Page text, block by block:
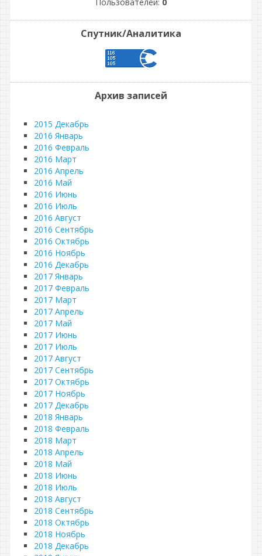
Спутник/Аналитика
Архив записей
2015 Декабрь
2016 Январь
2016 Февраль
2016 Март
2016 Апрель
2016 Май
2016 Июнь
2016 Июль
2016 Август
2016 Сентябрь
2016 Октябрь
2016 Ноябрь
2016 Декабрь
2017 Январь
2017 Февраль
2017 Март
2017 Апрель
2017 Май
2017 Июнь
2017 Июль
2017 Август
2017 Сентябрь
2017 Октябрь
2017 Ноябрь
2017 Декабрь
2018 Январь
2018 Февраль
2018 Март
2018 Апрель
2018 Май
2018 Июнь
2018 Июль
2018 Август
2018 Сентябрь
2018 Октябрь
2018 Ноябрь
2018 Декабрь